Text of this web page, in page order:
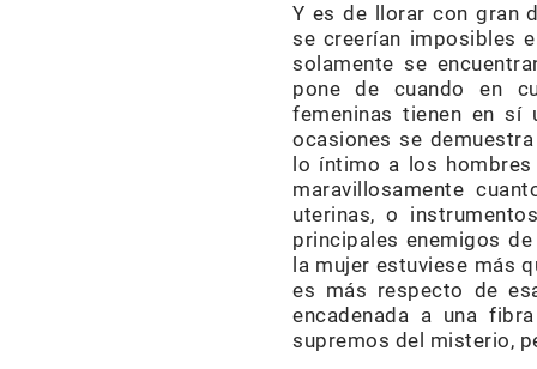
Y es de llorar con gran
se creerían imposibles
solamente se
pone de cuando en
femeninas tienen en sí
ocasiones se
lo íntimo a los
maravillosamente
uterinas, o
principales enemigos
la mujer estuviese más
es más respecto de
encadenada a una
supremos del misterio,